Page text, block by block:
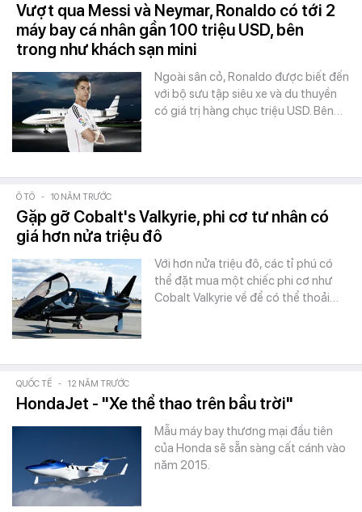
Vượt qua Messi và Neymar, Ronaldo có tới 2
máy bay cá nhân gần 100 triệu USD, bên
trong như khách sạn mini
Ngoài sân cỏ, Ronaldo được biết đến
với bộ sưu tập siêu xe và du thuyền
có giá trị hàng chục triệu USD. Bên…
Ô TÔ - 10 NĂM TRƯỚC
Gặp gỡ Cobalt's Valkyrie, phi cơ tư nhân có
giá hơn nửa triệu đô
Với hơn nửa triệu đô, các tỉ phú có
thể đặt mua một chiếc phi cơ như
Cobalt Valkyrie về để có thể thoải…
QUỐC TẾ - 12 NĂM TRƯỚC
HondaJet - "Xe thể thao trên bầu trời"
Mẫu máy bay thương mại đầu tiên
của Honda sẽ sẵn sàng cất cánh vào
năm 2015.